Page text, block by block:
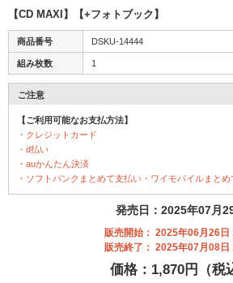
【CD MAXI】【+フォトブック】
商品番号 DSKU-14444
組み枚数 1
ご注意
【ご利用可能なお支払方法】
・クレジットカード
・d払い
・auかんたん決済
・ソフトバンクまとめて支払い・ワイモバイルまと
発売日：2025年07月
販売開始： 2025年06月26日
販売終了： 2025年07月08日
価格：1,870円（税